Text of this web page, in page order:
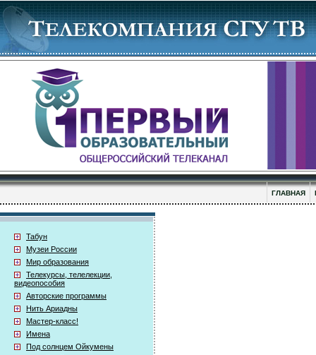
ГЛАВНАЯ
Табун
Музеи России
Мир образования
Телекурсы, телелекции,
видеопособия
Авторские программы
Нить Ариадны
Мастер-класс!
Имена
Под солнцем Ойкумены